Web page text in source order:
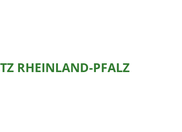
RHEINLAND-PFALZ